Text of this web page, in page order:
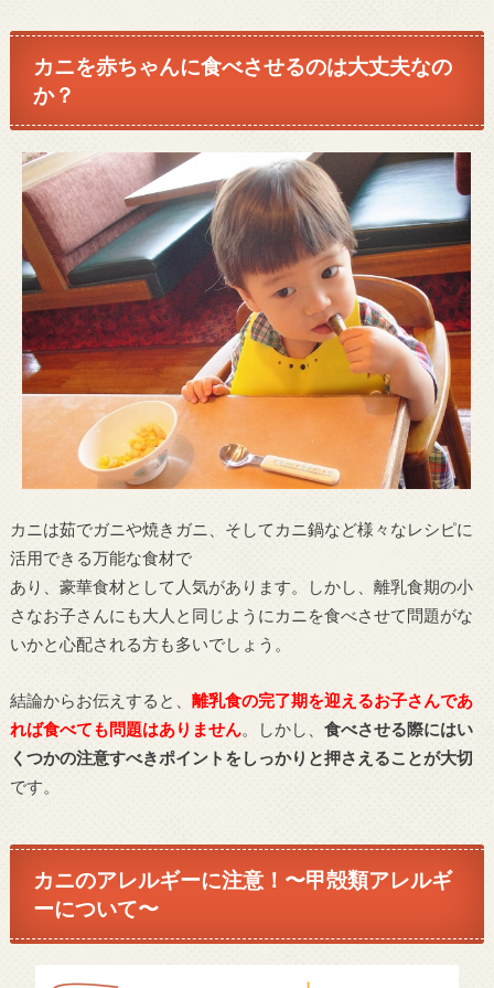
カニを赤ちゃんに食べさせるのは大丈夫なの
か？
カニは茹でガニや焼きガニ、そしてカニ鍋など様々なレシピに
活用できる万能な食材で
あり、豪華食材として人気があります。しかし、離乳食期の小
さなお子さんにも大人と同じようにカニを食べさせて問題がな
いかと心配される方も多いでしょう。
結論からお伝えすると、 離乳食の完了期を迎えるお子さんであ
れば食べても問題はありません 。しかし、 食べさせる際にはい
くつかの注意すべきポイントをしっかりと押さえることが大切
です。
カニのアレルギーに注意！〜甲殻類アレルギ
ーについて〜